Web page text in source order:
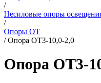
/
Несиловые опоры
/
Опоры ОТ
/Опора ОТ3-10,0-2,0
Опора ОТ3-